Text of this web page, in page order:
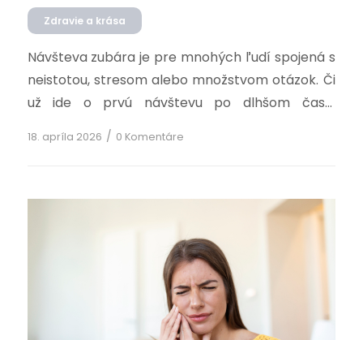
Zdravie a krása
Návšteva zubára je pre mnohých ľudí spojená s
neistotou, stresom alebo množstvom otázok. Či
už ide o prvú návštevu po dlhšom čase,
preventívnu prehliadku alebo konkrétny
problém, pacienti si často nie sú istí, čo ich čaká,
18. apríla 2026 / 0 Komentáre